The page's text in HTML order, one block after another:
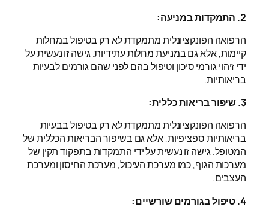
2. התמקדות במניעה:
הרפואה הפונקציונלית מתמקדת לא רק בטיפול במחלות
קיימות, אלא גם במניעת מחלות עתידיות. גישה זו נעשית על
ידי זיהוי גורמי סיכון וטיפול בהם לפני שהם גורמים לבעיות
בריאותיות.
3. שיפור בריאות כללית:
הרפואה הפונקציונלית מתמקדת לא רק בטיפול בבעיות
בריאותיות ספציפיות, אלא גם בשיפור הבריאות הכללית של
המטופל. גישה זו נעשית על ידי התמקדות בתפקוד תקין של
מערכות הגוף, כמו מערכת העיכול, מערכת החיסון ומערכת
העצבים.
4. טיפול בגורמים שורשיים: